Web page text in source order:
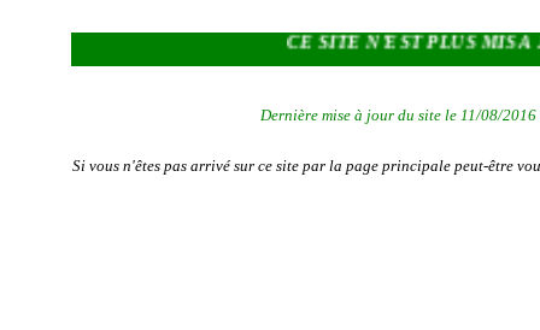
CE SITE N'EST PLUS MIS A
Dernière mise à jour du site le 11/08/2016
Si vous n'êtes pas arrivé sur ce site par la page principale peut-être